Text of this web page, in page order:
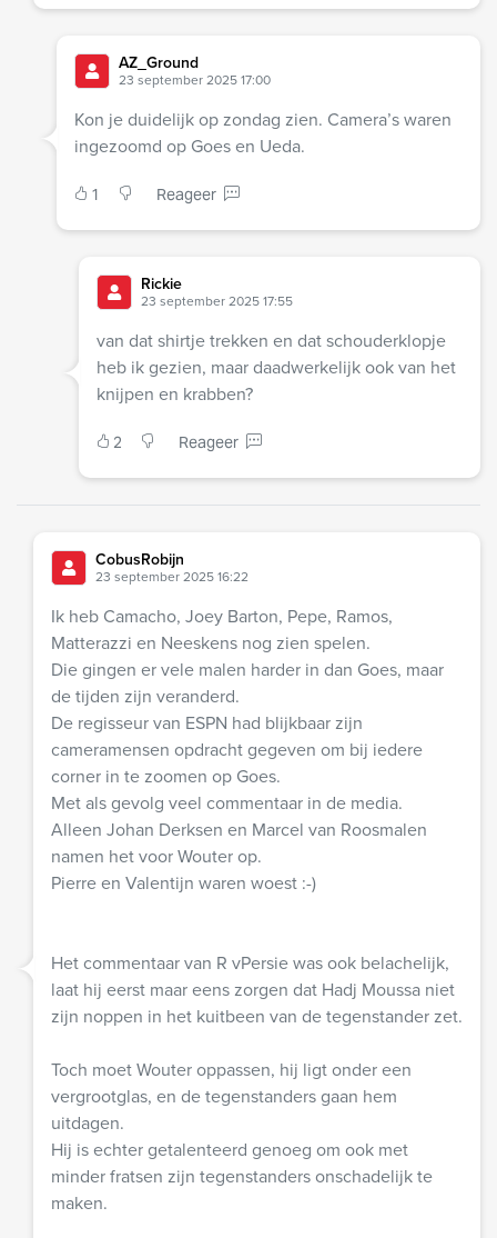
AZ_Ground
23 september 2025 17:00
Kon je duidelijk op zondag zien. Camera’s waren
ingezoomd op Goes en Ueda.
1 Reageer
Rickie
23 september 2025 17:55
van dat shirtje trekken en dat schouderklopje
heb ik gezien, maar daadwerkelijk ook van het
knijpen en krabben?
2 Reageer
CobusRobijn
23 september 2025 16:22
Ik heb Camacho, Joey Barton, Pepe, Ramos,
Matterazzi en Neeskens nog zien spelen.
Die gingen er vele malen harder in dan Goes, maar
de tijden zijn veranderd.
De regisseur van ESPN had blijkbaar zijn
cameramensen opdracht gegeven om bij iedere
corner in te zoomen op Goes.
Met als gevolg veel commentaar in de media.
Alleen Johan Derksen en Marcel van Roosmalen
namen het voor Wouter op.
Pierre en Valentijn waren woest :-)
Het commentaar van R vPersie was ook belachelijk,
laat hij eerst maar eens zorgen dat Hadj Moussa niet
zijn noppen in het kuitbeen van de tegenstander zet.
Toch moet Wouter oppassen, hij ligt onder een
vergrootglas, en de tegenstanders gaan hem
uitdagen.
Hij is echter getalenteerd genoeg om ook met
minder fratsen zijn tegenstanders onschadelijk te
maken.